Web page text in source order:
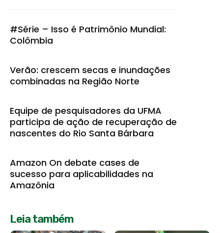
#Série – Isso é Patrimônio Mundial:
Colômbia
Verão: crescem secas e inundações
combinadas na Região Norte
Equipe de pesquisadores da UFMA
participa de ação de recuperação de
nascentes do Rio Santa Bárbara
Amazon On debate cases de
sucesso para aplicabilidades na
Amazônia
Leia também